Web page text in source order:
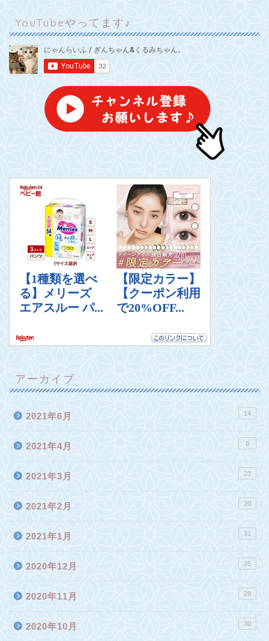
YouTubeやってます♪
アーカイブ
2021年6月 14
2021年4月 8
2021年3月 23
2021年2月 20
2021年1月 31
2020年12月 25
2020年11月 29
2020年10月 30